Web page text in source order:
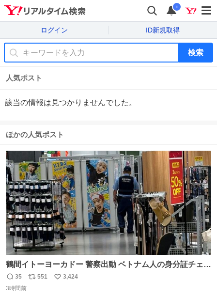
i
ログイン ID新規取得
検索
人気ポスト
該当の情報は見つかりませんでした。
ほかの人気ポスト
鶴間イトーヨーカドー 警察出動 ベトナム人の身分証チェッ
クを開店前に実施、店内まで見張りにきてます。不法滞在
者は覚悟してお越しください。
返
信
35
リ
551
い
3,424
3時間前